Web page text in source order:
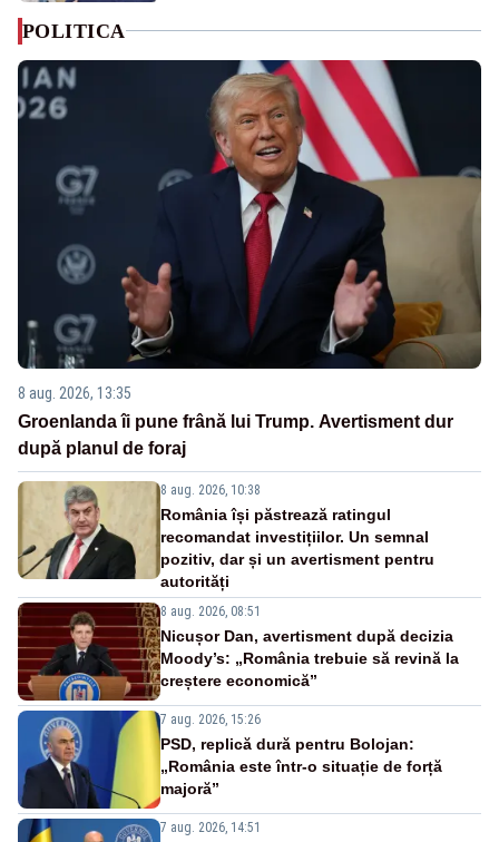
POLITICA
8 aug. 2026, 13:35
Groenlanda îi pune frână lui Trump. Avertisment dur
după planul de foraj
8 aug. 2026, 10:38
România își păstrează ratingul
recomandat investițiilor. Un semnal
pozitiv, dar și un avertisment pentru
autorități
8 aug. 2026, 08:51
Nicușor Dan, avertisment după decizia
Moody’s: „România trebuie să revină la
creștere economică”
7 aug. 2026, 15:26
PSD, replică dură pentru Bolojan:
„România este într-o situație de forță
majoră”
7 aug. 2026, 14:51